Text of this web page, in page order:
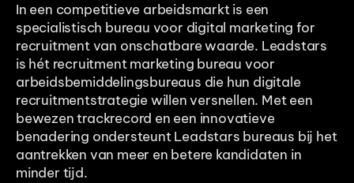
In een competitieve arbeidsmarkt is een
specialistisch bureau voor digital marketing for
recruitment van onschatbare waarde. Leadstars
is hét recruitment marketing bureau voor
arbeidsbemiddelingsbureaus die hun digitale
recruitmentstrategie willen versnellen. Met een
bewezen trackrecord en een innovatieve
benadering ondersteunt Leadstars bureaus bij het
aantrekken van meer en betere kandidaten in
minder tijd.